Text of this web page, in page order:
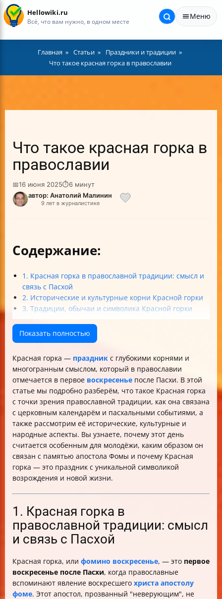
Hellowiki.ru
Всё, что вам нужно, в одном месте
Меню
Главная Статьи
Праздники и традиции
Что такое красная горка в православии
Что такое красная горка в
православии
📅16 июня 2025⏱6 минут
автор: Анатолий Малинин
9 лет в журналистике
Содержание:
1. Красная горка в православной традиции: смысл и
связь с Пасхой
2. Исторические и культурные корни Красной горки
3. Традиции, обычаи и символика Красной горки
4. Социальное значение и влияние на общину
5. Современные обычаи и распространённые
заблуждения
любви
Таблица ключевых аспектов Красной горки
Показать полностью
Красная горка — праздник с глубокими корнями и
многогранным смыслом, который в православии
отмечается в первое воскресенье после Пасхи. В этой
статье мы подробно разберём, что такое Красная горка
с точки зрения православной традиции, как она связана
с церковным календарём и пасхальными событиями, а
также рассмотрим её исторические, культурные и
народные аспекты. Вы узнаете, почему этот день
считается особенным для молодёжи, каким образом он
связан с памятью апостола Фомы и почему Красная
горка — это праздник с уникальной символикой
возрождения и новой жизни.
1. Красная горка в
православной традиции: смысл
и связь с Пасхой
Красная горка, или фомино воскресенье, — это первое
воскресенье после Пасхи, когда православные
вспоминают явление воскресшего христа апостолу
фоме. Этот апостол, прозванный "неверующим", не